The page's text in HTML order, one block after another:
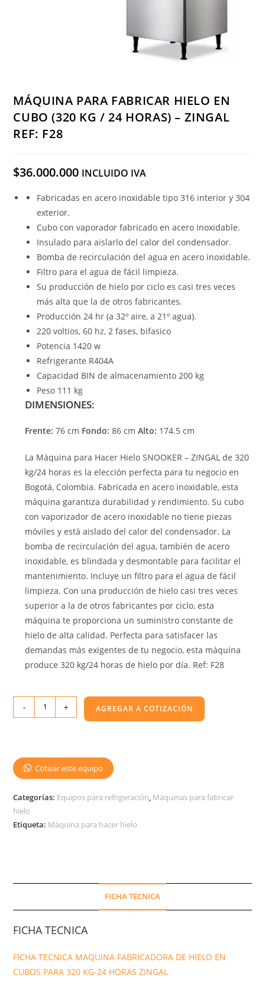
MÁQUINA PARA FABRICAR HIELO EN
CUBO (320 KG / 24 HORAS) – ZINGAL
REF: F28
$36.000.000 INCLUIDO IVA
Fabricadas en acero inoxidable tipo 316 interior y 304
exterior.
Cubo con vaporador fabricado en acero Inoxidable.
Insulado para aislarlo del calor del condensador.
Bomba de recirculación del agua en acero inoxidable.
Filtro para el agua de fácil limpieza.
Su producción de hielo por ciclo es casi tres veces
más alta que la de otros fabricantes.
Producción 24 hr (a 32º aire, a 21º agua).
220 voltios, 60 hz, 2 fases, bifasico
Potencia 1420 w
Refrigerante R404A
Capacidad BIN de almacenamiento 200 kg
Peso 111 kg
DIMENSIONES:
Frente: 76 cm Fondo: 86 cmAlto: 174.5 cm
La Máquina para Hacer Hielo SNOOKER – ZINGAL de 320
kg/24 horas es la elección perfecta para tu negocio en
Bogotá, Colombia. Fabricada en acero inoxidable, esta
máquina garantiza durabilidad y rendimiento. Su cubo
con vaporizador de acero inoxidable no tiene piezas
móviles y está aislado del calor del condensador. La
bomba de recirculación del agua, también de acero
inoxidable, es blindada y desmontable para facilitar el
mantenimiento. Incluye un filtro para el agua de fácil
limpieza. Con una producción de hielo casi tres veces
superior a la de otros fabricantes por ciclo, esta
máquina te proporciona un suministro constante de
hielo de alta calidad. Perfecta para satisfacer las
demandas más exigentes de tu negocio, esta máquina
produce 320 kg/24 horas de hielo por día. Ref: F28
- + AGREGAR A COTIZACIÓN
Cotizar este equipo
Categorías: Equipos para refrigeración Máquinas para fabricar
hielo
Etiqueta: Máquina para hacer hielo
FICHA TECNICA
FICHA TECNICA
FICHA TECNICA MAQUINA FABRICADORA DE HIELO EN
CUBOS PARA 320 KG-24 HORAS ZINGAL